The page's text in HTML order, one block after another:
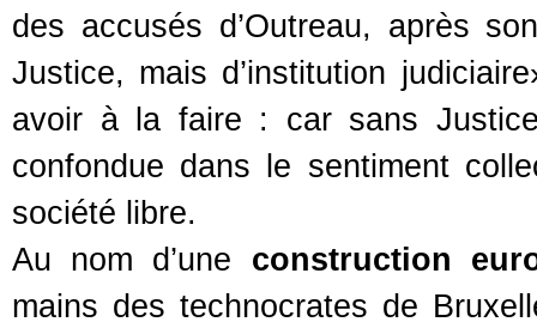
des accusés d’Outreau, après
Justice, mais d’institution
avoir à la faire : car sans
confondue dans le sentiment
société libre.
Au nom d’une construction
mains des technocrates de